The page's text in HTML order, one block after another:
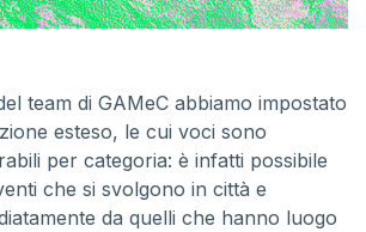
team di GAMeC abbiamo impostato
esteso, le cui voci sono
per categoria: è infatti possibile
che si svolgono in città e
da quelli che hanno luogo